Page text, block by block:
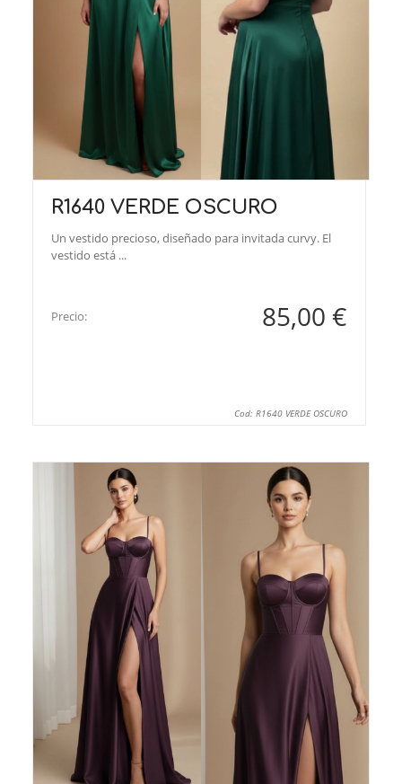
R1640 VERDE OSCURO
Un vestido precioso, diseñado para invitada curvy. El
vestido está ...
Precio: 85,00 €
Cod: R1640 VERDE OSCURO